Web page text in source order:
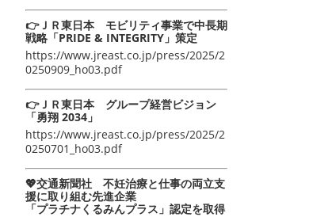
👉ＪＲ東日本 モビリティ事業で中長期
戦略「PRIDE & INTEGRITY」策定
https://www.jreast.co.jp/press/2025/2
0250909_ho03.pdf
👉ＪＲ東日本 グループ経営ビジョン
「勇翔 2034」
https://www.jreast.co.jp/press/2025/2
0250701_ho03.pdf
💖交通新聞社 不妊治療と仕事の両立支
援に取り組む先進企業
「プラチナくるみんプラス」認定を取得